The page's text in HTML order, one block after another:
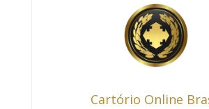
Cartório Online